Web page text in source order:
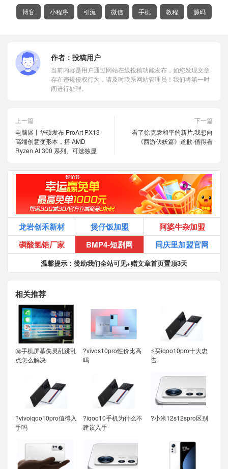
博客 小程序 引流 微信 手机 教程 源码
作者： 投稿用户
当前内容是用户通过网站在线投稿功能发布，如您发现文章
存在违规侵权行为，请及时联系网站管理员！我们将第一时
间进行处理。
上一篇
电脑展丨华硕发布 ProArt PX13
高端创意变形本，搭 AMD
Ryzen AI 300 系列、可选独显
下一篇
看了徐克袁和平的新片,我想向
《西游伏妖篇》道歉-值得看
龙岩创禾新材 煲仔饭加盟
阿婆牛杂加盟
磷酸氢锆厂家
BMP4-短剧网 同庆里加盟官网
温馨提示：赞助我们全站可见+赠文章首页置顶3天
相关推荐
㊙️手机屏幕失灵乱跳乱
点怎么解决
?vivos10pro性价比高
吗
⚡买iqoo10pro十大忠
告
?vivoiqoo10pro值得入
手吗
?iqoo10手机为什么不
建议入手
?小米12s12spro区别